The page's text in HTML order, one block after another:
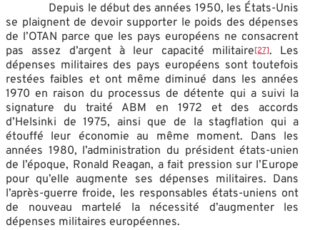
Depuis le début des années 1950, les États-Unis
se plaignent de devoir supporter le poids des dépenses
de l’OTAN parce que les pays européens ne consacrent
pas assez d’argent à leur capacité militaire [27]. Les
dépenses militaires des pays européens sont toutefois
restées faibles et ont même diminué dans les années
1970 en raison du processus de détente qui a suivi la
signature du traité ABM en 1972 et des accords
d’Helsinki de 1975, ainsi que de la stagflation qui a
étouffé leur économie au même moment. Dans les
années 1980, l’administration du président états-unien
de l’époque, Ronald Reagan, a fait pression sur l’Europe
pour qu’elle augmente ses dépenses militaires. Dans
l’après-guerre froide, les responsables états-uniens ont
de nouveau martelé la nécessité d’augmenter les
dépenses militaires européennes.